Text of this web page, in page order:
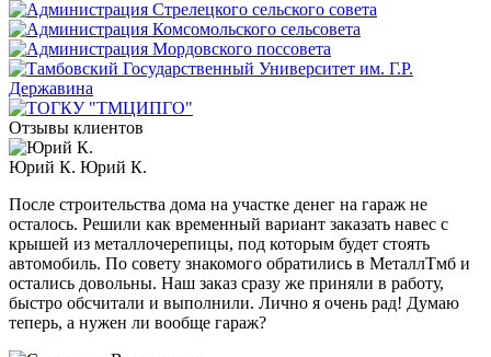
Отзывы клиентов
Юрий К. Юрий К.
После строительства дома на участке денег на гараж не
осталось. Решили как временный вариант заказать навес с
крышей из металлочерепицы, под которым будет стоять
автомобиль. По совету знакомого обратились в МеталлТмб и
остались довольны. Наш заказ сразу же приняли в работу,
быстро обсчитали и выполнили. Лично я очень рад! Думаю
теперь, а нужен ли вообще гараж?